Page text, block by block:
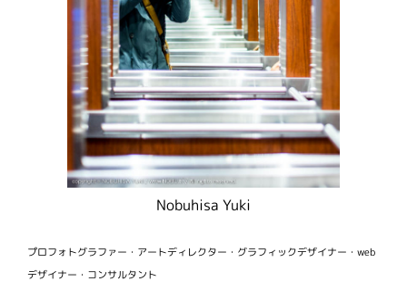
Nobuhisa Yuki
プロフォトグラファー・アートディレクター・グラフィックデザイナー・web
デザイナー・コンサルタント